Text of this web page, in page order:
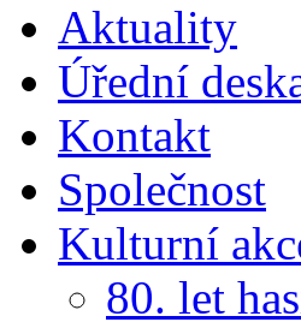
Aktuality
Úřední
Kontakt
Společnost
Kulturní
80. let